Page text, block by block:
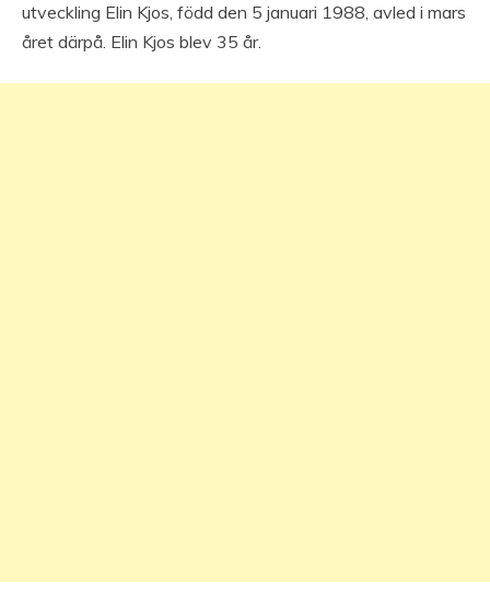
utveckling Elin Kjos, född den 5 januari 1988, avled i mars
året därpå. Elin Kjos blev 35 år.